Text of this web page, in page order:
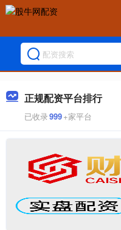
正规配资平台排行
已收录999+家平台